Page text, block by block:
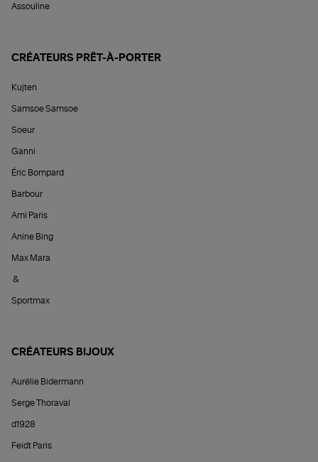
Assouline
CRÉATEURS PRÊT-À-PORTER
Kujten
Samsoe Samsoe
Soeur
Ganni
Éric Bompard
Barbour
Ami Paris
Anine Bing
Max Mara
&
Sportmax
CRÉATEURS BIJOUX
Aurélie Bidermann
Serge Thoraval
d1928
Feidt Paris